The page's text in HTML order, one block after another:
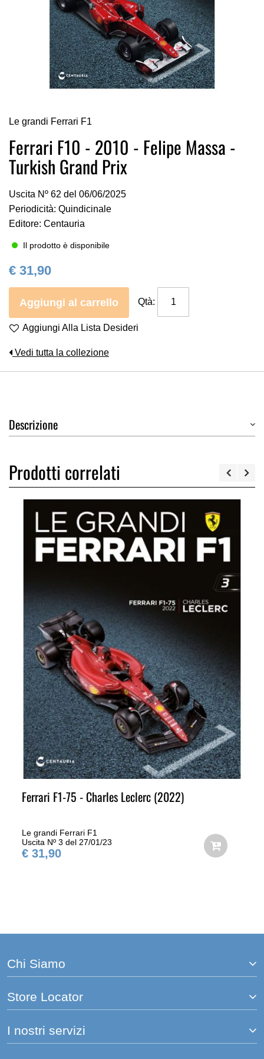
all'inizio
della
galleria
di
immagini
Le grandi Ferrari F1
Ferrari F10 - 2010 - Felipe Massa -
Turkish Grand Prix
Uscita Nº 62 del 06/06/2025
Periodicità: Quindicinale
Editore: Centauria
Il prodotto è disponibile
€ 31,90
Aggiungi al carrello Qtà:
Aggiungi Alla Lista Desideri
Vedi tutta la collezione
Descrizione
Prodotti correlati
Ferrari F1-75 - Charles Leclerc (2022)
Le grandi Ferrari F1
Uscita Nº 3 del 27/01/23
€ 31,90
Chi Siamo
Store Locator
I nostri servizi